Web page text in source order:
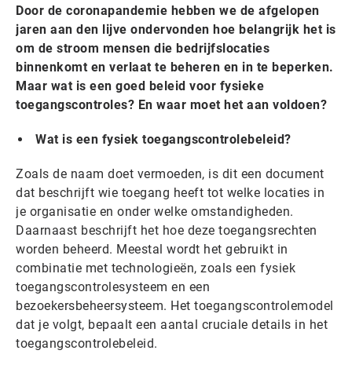
Door de coronapandemie hebben we de afgelopen
jaren aan den lijve ondervonden hoe belangrijk het is
om de stroom mensen die bedrijfslocaties
binnenkomt en verlaat te beheren en in te beperken.
Maar wat is een goed beleid voor fysieke
toegangscontroles? En waar moet het aan voldoen?
Wat is een fysiek toegangscontrolebeleid?
Zoals de naam doet vermoeden, is dit een document
dat beschrijft wie toegang heeft tot welke locaties in
je organisatie en onder welke omstandigheden.
Daarnaast beschrijft het hoe deze toegangsrechten
worden beheerd. Meestal wordt het gebruikt in
combinatie met technologieën, zoals een fysiek
toegangscontrolesysteem en een
bezoekersbeheersysteem. Het toegangscontrolemodel
dat je volgt, bepaalt een aantal cruciale details in het
toegangscontrolebeleid.